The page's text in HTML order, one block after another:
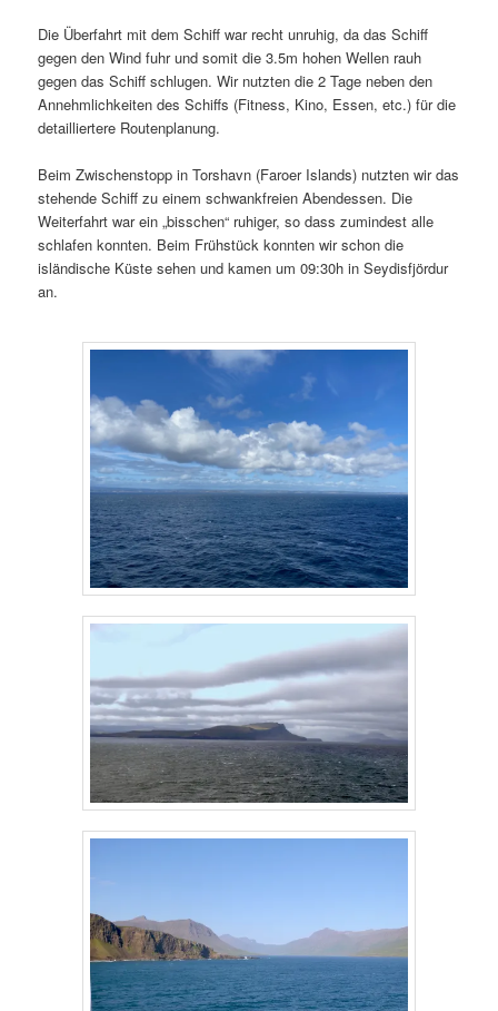
Die Überfahrt mit dem Schiff war recht unruhig, da das Schiff
gegen den Wind fuhr und somit die 3.5m hohen Wellen rauh
gegen das Schiff schlugen. Wir nutzten die 2 Tage neben den
Annehmlichkeiten des Schiffs (Fitness, Kino, Essen, etc.) für die
detailliertere Routenplanung.
Beim Zwischenstopp in Torshavn (Faroer Islands) nutzten wir das
stehende Schiff zu einem schwankfreien Abendessen. Die
Weiterfahrt war ein „bisschen“ ruhiger, so dass zumindest alle
schlafen konnten. Beim Frühstück konnten wir schon die
isländische Küste sehen und kamen um 09:30h in Seydisfjördur
an.